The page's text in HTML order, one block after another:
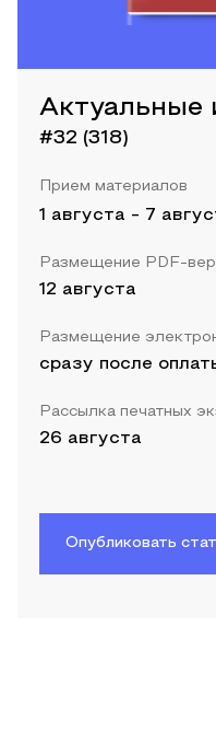
Актуальные
#32 (318)
Прием материалов
1 августа - 7
Размещение PDF-
12 августа
Размещение
сразу после
Рассылка печатных
26 августа
Опубликовать